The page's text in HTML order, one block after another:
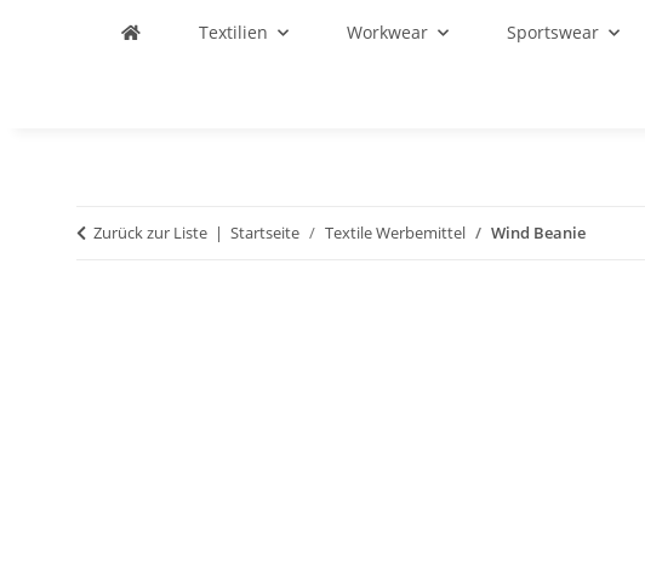
Textilien Workwear Sportswear
Zurück zur Liste Startseite Textile Werbemittel Wind Beanie